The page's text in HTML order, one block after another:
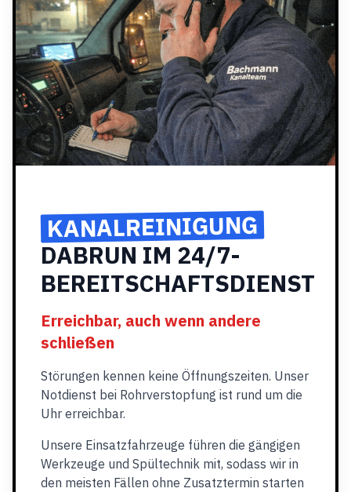
KANALREINIGUNG
DABRUN IM 24/7-
BEREITSCHAFTSDIENST
Erreichbar, auch wenn andere
schließen
Störungen kennen keine Öffnungszeiten. Unser
Notdienst bei Rohrverstopfung ist rund um die
Uhr erreichbar.
Unsere Einsatzfahrzeuge führen die gängigen
Werkzeuge und Spültechnik mit, sodass wir in
den meisten Fällen ohne Zusatztermin starten